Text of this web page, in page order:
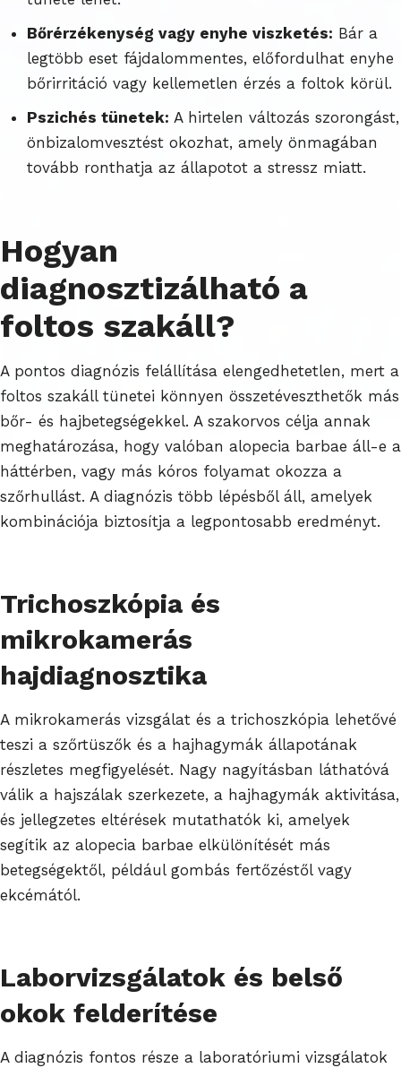
Bőrérzékenység vagy enyhe viszketés: Bár a
legtöbb eset fájdalommentes, előfordulhat enyhe
bőrirritáció vagy kellemetlen érzés a foltok körül.
Pszichés tünetek: A hirtelen változás szorongást,
önbizalomvesztést okozhat, amely önmagában
tovább ronthatja az állapotot a stressz miatt.
Hogyan
diagnosztizálható a
foltos szakáll?
A pontos diagnózis felállítása elengedhetetlen, mert a
foltos szakáll tünetei könnyen összetéveszthetők más
bőr- és hajbetegségekkel. A szakorvos célja annak
meghatározása, hogy valóban alopecia barbae áll-e a
háttérben, vagy más kóros folyamat okozza a
szőrhullást. A diagnózis több lépésből áll, amelyek
kombinációja biztosítja a legpontosabb eredményt.
Trichoszkópia és
mikrokamerás
hajdiagnosztika
A mikrokamerás vizsgálat és a trichoszkópia lehetővé
teszi a szőrtüszők és a hajhagymák állapotának
részletes megfigyelését. Nagy nagyításban láthatóvá
válik a hajszálak szerkezete, a hajhagymák aktivitása,
és jellegzetes eltérések mutathatók ki, amelyek
segítik az alopecia barbae elkülönítését más
betegségektől, például gombás fertőzéstől vagy
ekcémától.
Laborvizsgálatok és belső
okok felderítése
A diagnózis fontos része a laboratóriumi vizsgálatok